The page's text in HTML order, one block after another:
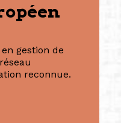
gestion de
reconnue.